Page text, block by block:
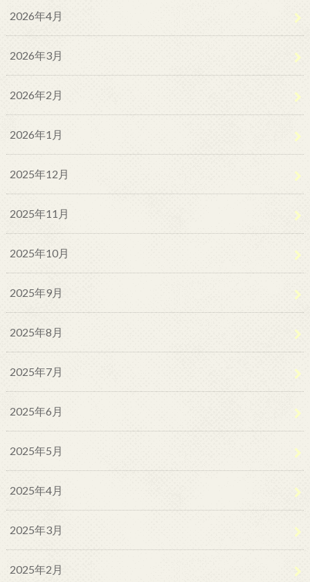
2026年4月
2026年3月
2026年2月
2026年1月
2025年12月
2025年11月
2025年10月
2025年9月
2025年8月
2025年7月
2025年6月
2025年5月
2025年4月
2025年3月
2025年2月